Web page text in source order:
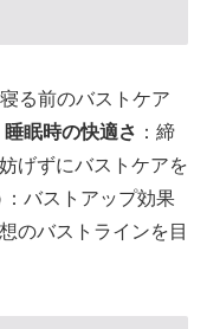
る前のバストケア
睡眠時の快適さ ：締
げずにバストケアを
：バストアップ効果
のバストラインを目